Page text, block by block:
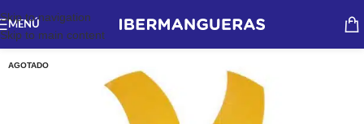
Skip to navigation
Skip to main content
MENÚ
AGOTADO